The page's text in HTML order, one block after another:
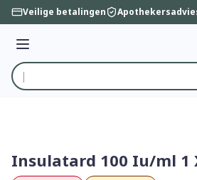
Ga naar de inhoud
Veilige betalingen
Menu
Product, merk, categorie...
Insulatard 100 Iu/ml 1